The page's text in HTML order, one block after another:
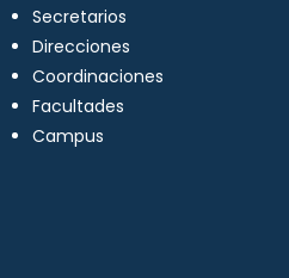
Secretarios
Direcciones
Coordinaciones
Facultades
Campus